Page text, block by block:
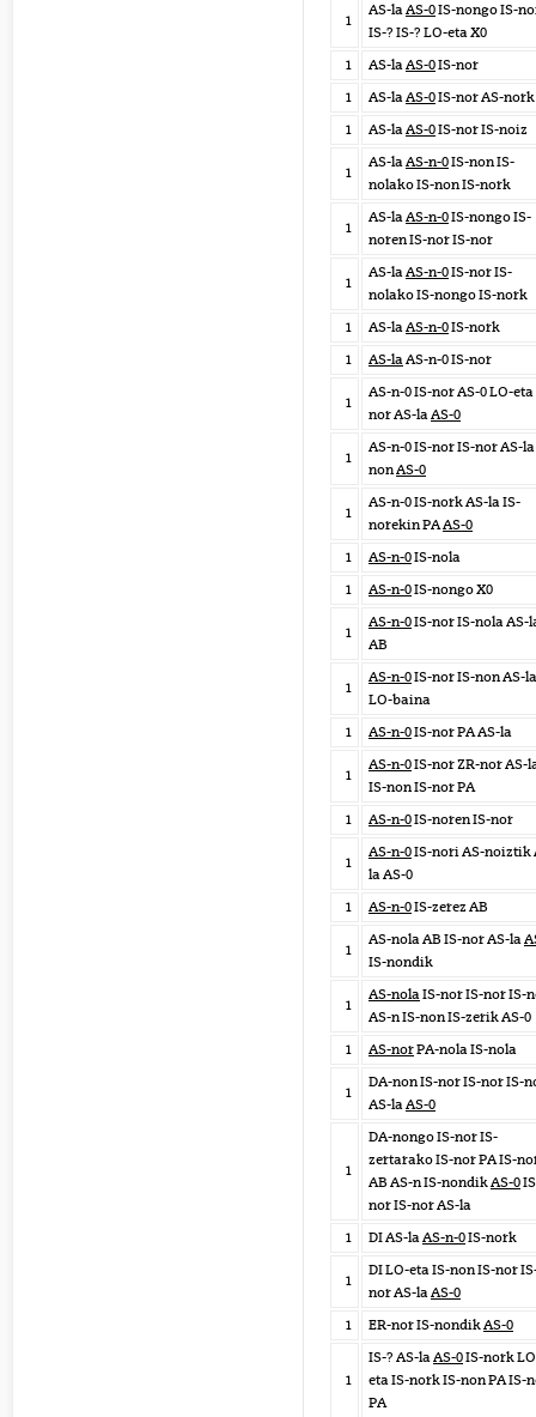
1
AS-laAS-0IS-nongo IS-
IS-? IS-? LO-eta X0
1
AS-laAS-0IS-nor
1
AS-laAS-0IS-nor AS-nork
1
AS-laAS-0IS-nor IS-noiz
1
AS-laAS-n-0IS-non IS-
nolako IS-non IS-nork
1
AS-laAS-n-0IS-nongo IS-
noren IS-nor IS-nor
1
AS-laAS-n-0IS-nor IS-
nolako IS-nongo IS-nork
1
AS-laAS-n-0IS-nork
1
AS-laAS-n-0 IS-nor
1
AS-n-0 IS-nor AS-0 LO-eta
nor AS-laAS-0
1
AS-n-0 IS-nor IS-nor AS-
nonAS-0
1
AS-n-0 IS-nork AS-la IS-
norekin PAAS-0
1
AS-n-0IS-nola
1
AS-n-0IS-nongo X0
1
AS-n-0IS-nor IS-nola AS-
AB
1
AS-n-0IS-nor IS-non AS-la
LO-baina
1
AS-n-0IS-nor PA AS-la
1
AS-n-0IS-nor ZR-nor AS-
IS-non IS-nor PA
1
AS-n-0IS-noren IS-nor
1
AS-n-0IS-nori AS-noiztik
la AS-0
1
AS-n-0IS-zerez AB
1
AS-nola AB IS-nor AS-la
IS-nondik
1
AS-nolaIS-nor IS-nor IS-
AS-n IS-non IS-zerik AS-0
1
AS-norPA-nola IS-nola
1
DA-non IS-nor IS-nor IS-
AS-laAS-0
1
DA-nongo IS-nor IS-
zertarako IS-nor PA IS-
AB AS-n IS-nondikAS-0
nor IS-nor AS-la
1
DI AS-laAS-n-0IS-nork
1
DI LO-eta IS-non IS-nor
nor AS-laAS-0
1
ER-nor IS-nondikAS-0
1
IS-? AS-laAS-0IS-nork
eta IS-nork IS-non PA IS-
PA